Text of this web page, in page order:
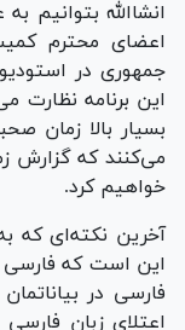
انشاالله بتوانیم
اعضای محترم
جمهوری در
این برنامه نظارت
بسیار بالا زمان
می‌کنند که گزارش
خواهیم کرد.
آخرین نکته‌ای که
این است که فارسی
فارسی در
اعتلای زبان